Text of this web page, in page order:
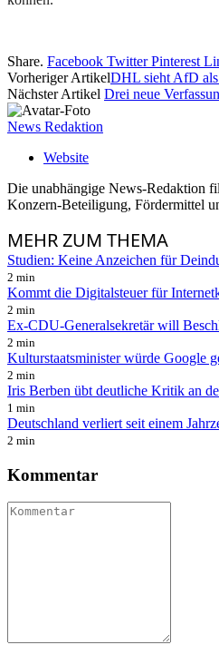
Share. Facebook Twitter Pinterest
Vorheriger ArtikelDHL sieht AfD
Nächster Artikel Drei neue
News Redaktion
Website
Die unabhängige News-Redaktion
Konzern-Beteiligung, Fördermittel
MEHRZUM THEMA
Studien: Keine Anzeichen für
2 min
Kommt die Digitalsteuer für
2 min
Ex-CDU-Generalsekretär will
2 min
Kulturstaatsminister würde Google
2 min
Iris Berben übt deutliche Kritik an
1 min
Deutschland verliert seit einem
2 min
Kommentar